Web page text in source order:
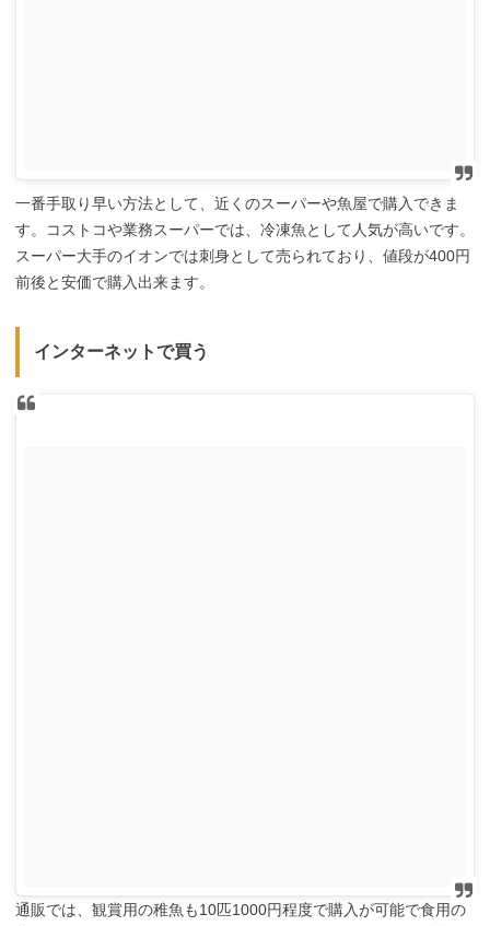
一番手取り早い方法として、近くのスーパーや魚屋で購入できま
す。コストコや業務スーパーでは、冷凍魚として人気が高いです。
スーパー大手のイオンでは刺身として売られており、値段が400円
前後と安価で購入出来ます。
インターネットで買う
通販では、観賞用の稚魚も10匹1000円程度で購入が可能で食用の